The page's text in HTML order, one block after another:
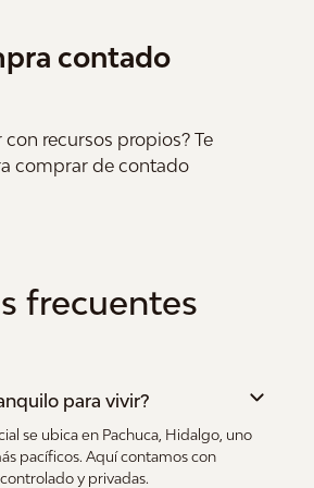
contado
recursos propios? Te
comprar de contado
frecuentes
para vivir?
se ubica en Pachuca, Hidalgo, uno
pacíficos. Aquí contamos con
y privadas.